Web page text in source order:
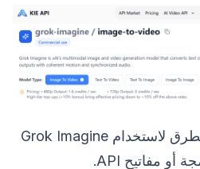
Kie.ai هي إحدى أسهل الطرق لاستخدام Grok Imagine